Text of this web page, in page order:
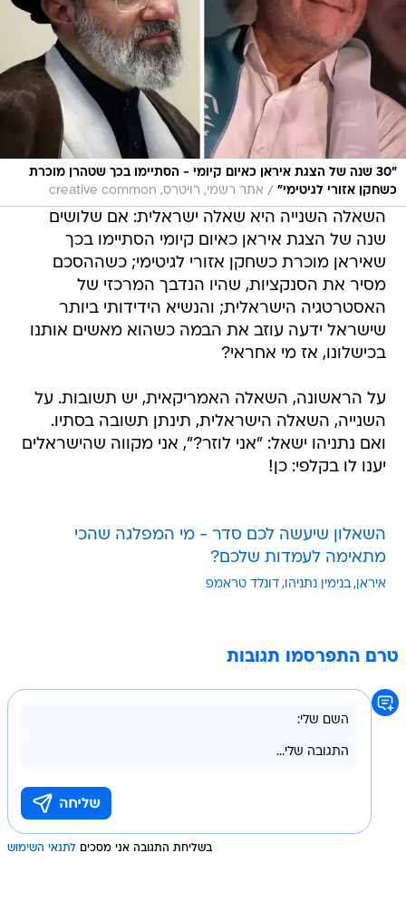
"30 שנה של הצגת איראן כאיום קיומי - הסתיימו בכך שטהרן מוכרת
כשחקן אזורי לגיטימי" / אתר רשמי, רויטרס, creative common
השאלה השנייה היא שאלה ישראלית: אם שלושים
שנה של הצגת איראן כאיום קיומי הסתיימו בכך
שאיראן מוכרת כשחקן אזורי לגיטימי; כשההסכם
מסיר את הסנקציות, שהיו הנדבך המרכזי של
האסטרטגיה הישראלית; והנשיא הידידותי ביותר
שישראל ידעה עוזב את הבמה כשהוא מאשים אותנו
בכישלונו, אז מי אחראי?
על הראשונה, השאלה האמריקאית, יש תשובות. על
השנייה, השאלה הישראלית, תינתן תשובה בסתיו.
ואם נתניהו ישאל: "אני לוזר?", אני מקווה שהישראלים
יענו לו בקלפי: כן!
השאלון שיעשה לכם סדר - מי המפלגה שהכי
מתאימה לעמדות שלכם?
איראן בנימין נתניהו דונלד טראמפ
טרם התפרסמו תגובות
בשליחת התגובה אני מסכים לתנאי השימוש